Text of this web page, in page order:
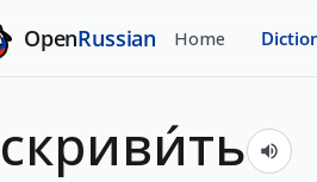
OpenRussian Home
скриви́ть